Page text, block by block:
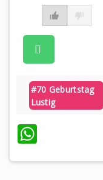
#70 Geburtstag
Lustig